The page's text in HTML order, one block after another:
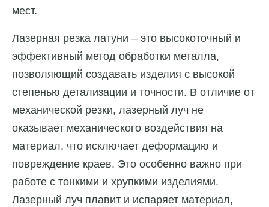
мест.
Лазерная резка латуни – это высокоточный и
эффективный метод обработки металла,
позволяющий создавать изделия с высокой
степенью детализации и точности. В отличие от
механической резки, лазерный луч не
оказывает механического воздействия на
материал, что исключает деформацию и
повреждение краев. Это особенно важно при
работе с тонкими и хрупкими изделиями.
Лазерный луч плавит и испаряет материал,